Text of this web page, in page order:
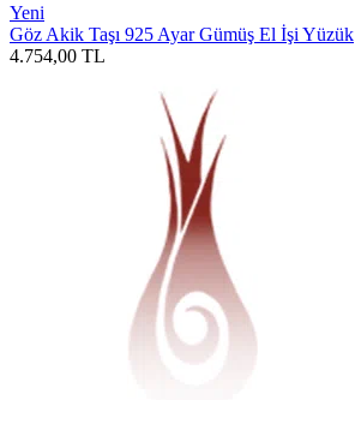
Yeni
Göz Akik Taşı 925 Ayar Gümüş El İşi Yüzük
4.754,00 TL